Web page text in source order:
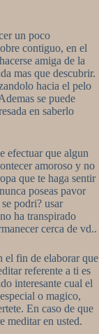
un poco
contiguo, en el
amiga de la
mas que descubrir.
hacia el pelo
se puede
en saberlo
efectuar que algun
amoroso y no
que te haga sentir
poseas pavor
podri? usar
ha transpirado
cerca de vd..
el fin de elaborar que
referente a ti es
interesante cual el
o magico,
En caso de que
meditar en usted.